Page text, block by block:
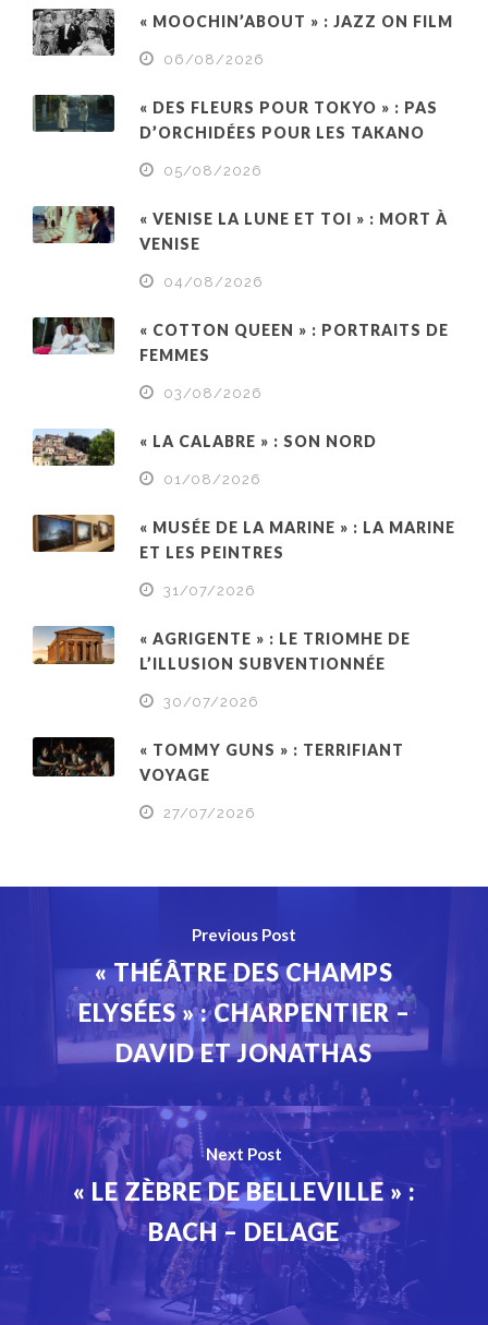
« MOOCHIN’ABOUT » : JAZZ ON FILM
06/08/2026
« DES FLEURS POUR TOKYO » : PAS
D’ORCHIDÉES POUR LES TAKANO
05/08/2026
« VENISE LA LUNE ET TOI » : MORT À
VENISE
04/08/2026
« COTTON QUEEN » : PORTRAITS DE
FEMMES
03/08/2026
« LA CALABRE » : SON NORD
01/08/2026
« MUSÉE DE LA MARINE » : LA MARINE
ET LES PEINTRES
31/07/2026
« AGRIGENTE » : LE TRIOMHE DE
L’ILLUSION SUBVENTIONNÉE
30/07/2026
« TOMMY GUNS » : TERRIFIANT
VOYAGE
27/07/2026
Previous Post
« THÉÂTRE DES CHAMPS
ELYSÉES » : CHARPENTIER –
DAVID ET JONATHAS
Next Post
« LE ZÈBRE DE BELLEVILLE » :
BACH – DELAGE